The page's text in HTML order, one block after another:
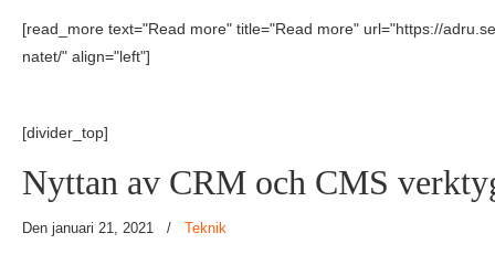
[read_more text="Read more" title="Read more" url="https://
natet/" align="left"]
[divider_top]
Nyttan av CRM och CMS
Den januari 21, 2021 / Teknik